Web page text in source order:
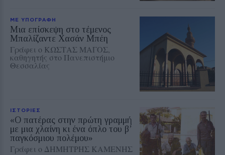
ΜΕ ΥΠΟΓΡΑΦΗ
Μια επίσκεψη στο τέμενος
Μπαλίζαντε Χασάν Μπέη
Γράφει ο ΚΩΣΤΑΣ ΜΑΓΟΣ,
καθηγητής στο Πανεπιστήμιο
Θεσσαλίας
ΙΣΤΟΡΙΕΣ
«Ο πατέρας στην πρώτη γραμμή
με μια χλαίνη κι ένα όπλο του β’
παγκόσμιου πολέμου»
Γράφει ο ΔΗΜΗΤΡΗΣ ΚΑΜΕΝΗΣ